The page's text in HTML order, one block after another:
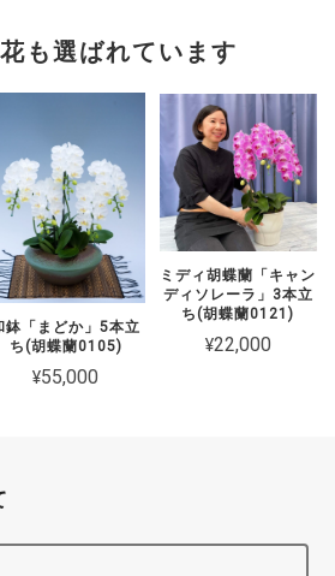
も選ばれています
鉢「まどか」5本立
ち(胡蝶蘭0105)
¥55,000
ミディ胡蝶蘭「キャン
ディソレーラ」3本立
ち(胡蝶蘭0121)
¥22,000